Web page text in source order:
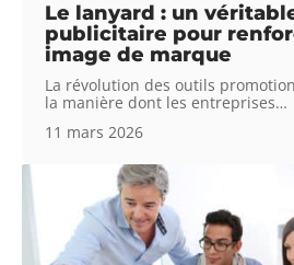
Le lanyard : un
publicitaire pour
image de marque
La révolution des outils
la manière dont les entreprises…
11 mars 2026